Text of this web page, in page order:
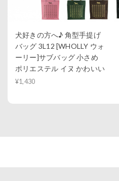
犬好きの方へ♪ 角型手提げ
バッグ 3L12 [WHOLLY ウォ
ーリー]サブバッグ 小さめ
ポリエステル イヌ かわいい
¥1,430